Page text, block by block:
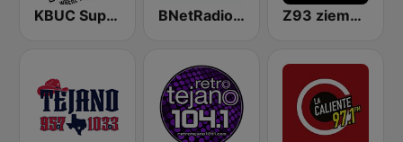
KBUC Super Tejano 102.1 (US Only) BNetRadio - Tejano Z93 ziempre FM